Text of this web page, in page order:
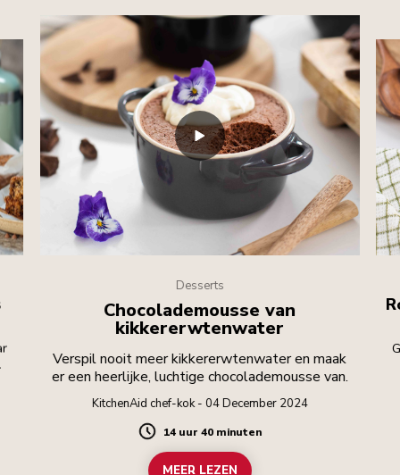
Desserts
Chocolademousse van
kikkererwtenwater
Verspil nooit meer kikkererwtenwater en maak
er een heerlijke, luchtige chocolademousse van.
KitchenAid chef-kok - 04 December 2024
Duration
14 uur 40 minuten
MEER LEZEN